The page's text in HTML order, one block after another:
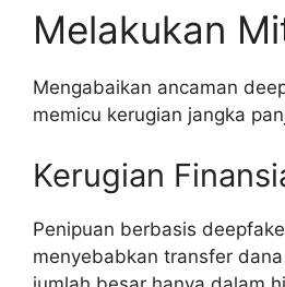
Melakukan
Mengabaikan ancaman
memicu kerugian jangka
Kerugian
Penipuan berbasis
menyebabkan transfer